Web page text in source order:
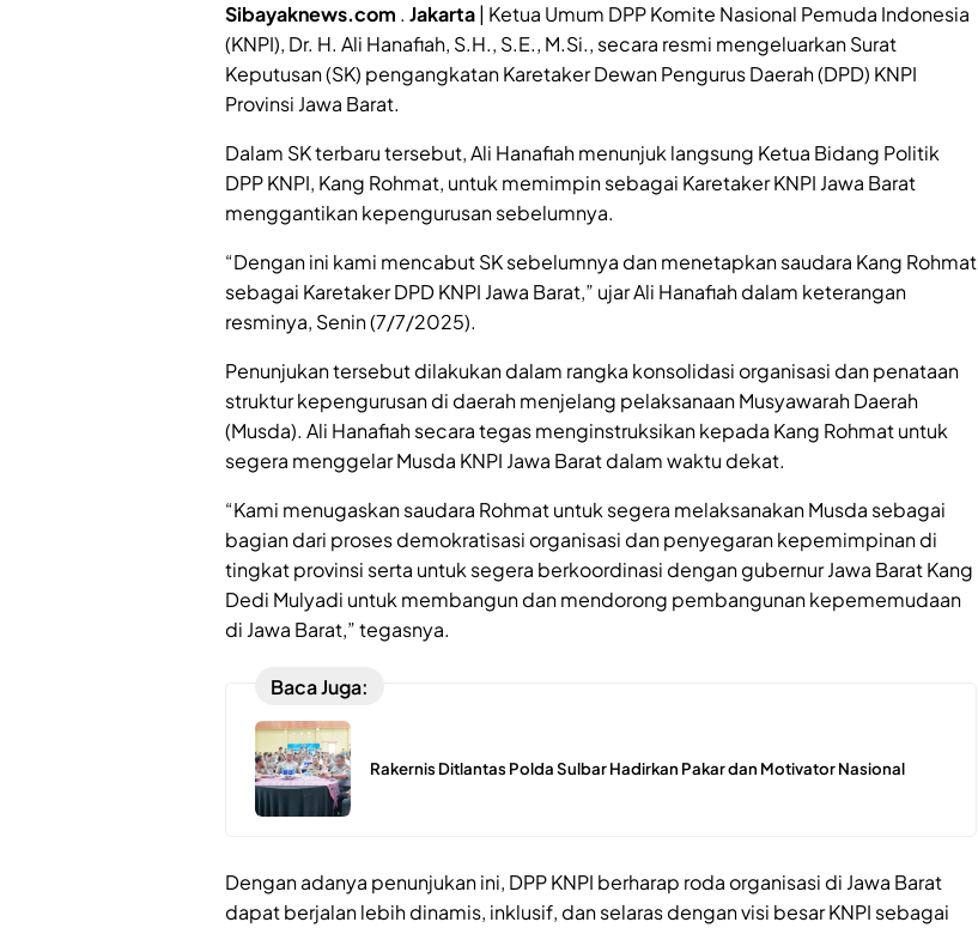
Sibayaknews.com . Jakarta| Ketua Umum DPP Komite Nasional Pemuda Indonesia
(KNPI), Dr. H. Ali Hanafiah, S.H., S.E., M.Si., secara resmi mengeluarkan Surat
Keputusan (SK) pengangkatan Karetaker Dewan Pengurus Daerah (DPD) KNPI
Provinsi Jawa Barat.
Dalam SK terbaru tersebut, Ali Hanafiah menunjuk langsung Ketua Bidang Politik
DPP KNPI, Kang Rohmat, untuk memimpin sebagai Karetaker KNPI Jawa Barat
menggantikan kepengurusan sebelumnya.
“Dengan ini kami mencabut SK sebelumnya dan menetapkan saudara Kang Rohmat
sebagai Karetaker DPD KNPI Jawa Barat,” ujar Ali Hanafiah dalam keterangan
resminya, Senin (7/7/2025).
Penunjukan tersebut dilakukan dalam rangka konsolidasi organisasi dan penataan
struktur kepengurusan di daerah menjelang pelaksanaan Musyawarah Daerah
(Musda). Ali Hanafiah secara tegas menginstruksikan kepada Kang Rohmat untuk
segera menggelar Musda KNPI Jawa Barat dalam waktu dekat.
“Kami menugaskan saudara Rohmat untuk segera melaksanakan Musda sebagai
bagian dari proses demokratisasi organisasi dan penyegaran kepemimpinan di
tingkat provinsi serta untuk segera berkoordinasi dengan gubernur Jawa Barat Kang
Dedi Mulyadi untuk membangun dan mendorong pembangunan kepememudaan
di Jawa Barat,” tegasnya.
Baca Juga:
Rakernis Ditlantas Polda Sulbar Hadirkan Pakar dan Motivator Nasional
Dengan adanya penunjukan ini, DPP KNPI berharap roda organisasi di Jawa Barat
dapat berjalan lebih dinamis, inklusif, dan selaras dengan visi besar KNPI sebagai